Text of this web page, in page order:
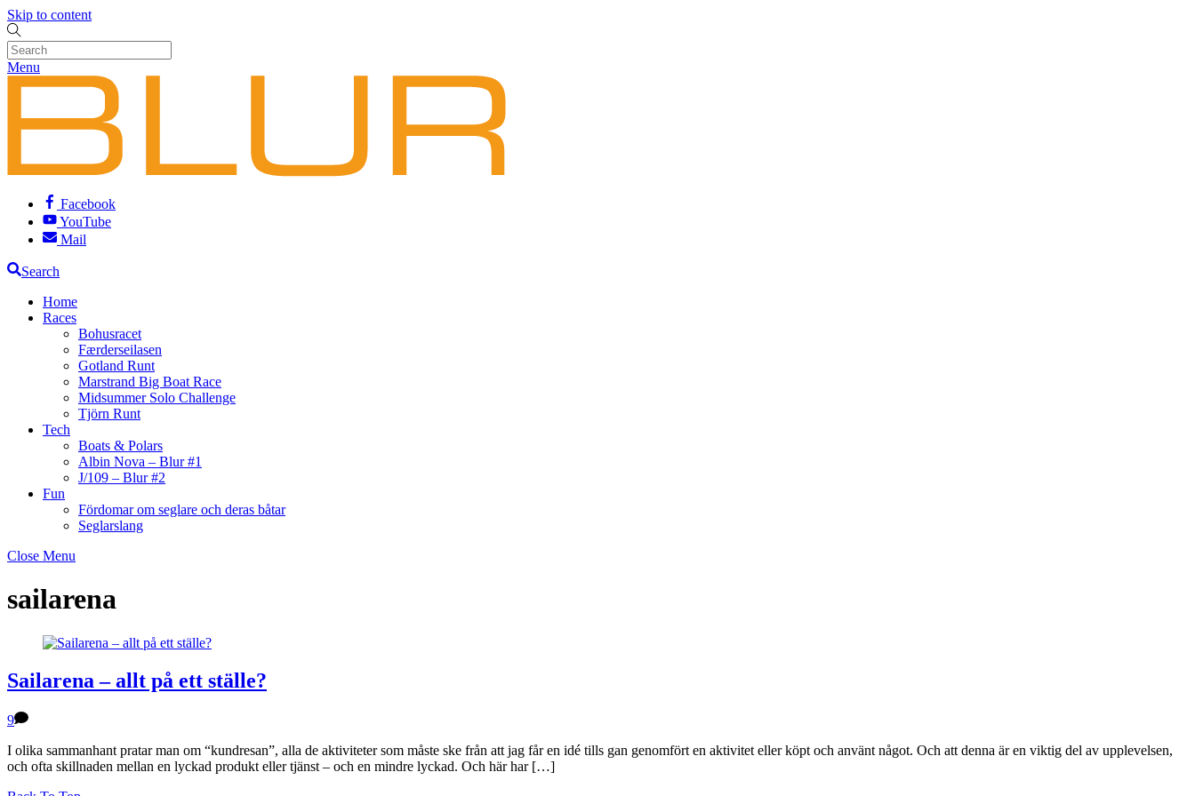
Skip to content
Menu
Facebook
YouTube
Mail
Search
Home
Races
Bohusracet
Færderseilasen
Gotland Runt
Marstrand Big Boat Race
Midsummer Solo Challenge
Tjörn Runt
Tech
Boats & Polars
Albin Nova – Blur #1
J/109 – Blur #2
Fun
Fördomar om seglare och deras båtar
Seglarslang
Close Menu
sailarena
Sailarena – allt på ett ställe?
9
I olika sammanhant pratar man om “kundresan”, alla de aktiviteter som måste ske från att jag får en idé tills gan genomfört en aktivitet eller köpt och använt något. Och att denna är en viktig del av upplevelsen,
och ofta skillnaden mellan en lyckad produkt eller tjänst – och en mindre lyckad. Och här har […]